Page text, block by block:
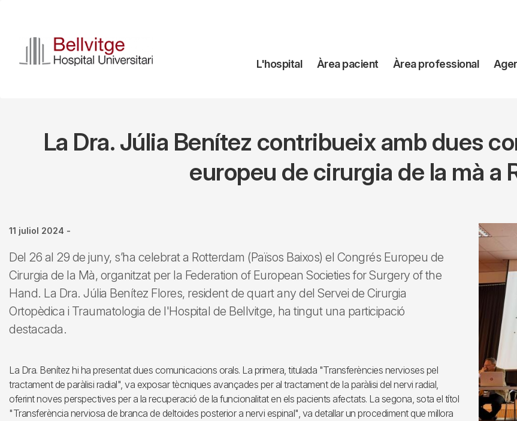
contingut
Navegación
L'hospital Àrea pacient Àrea professional
La Dra. Júlia Benítez contribueix amb dues
europeu de cirurgia de la mà a
11 juliol 2024 -
Del 26 al 29 de juny, s’ha celebrat a Rotterdam (Països Baixos) el Congrés Europeu de
Cirurgia de la Mà, organitzat per la Federation of European Societies for Surgery of the
Hand. La Dra. Júlia Benítez Flores, resident de quart any del Servei de Cirurgia
Ortopèdica i Traumatologia de l'Hospital de Bellvitge, ha tingut una participació
destacada.
La Dra. Benítez hi ha presentat dues comunicacions orals. La primera, titulada "Transferències nervioses pel
tractament de paràlisi radial", va exposar tècniques avançades per al tractament de la paràlisi del nervi radial,
oferint noves perspectives per a la recuperació de la funcionalitat en els pacients afectats. La segona, sota el títol
"Transferència nerviosa de branca de deltoides posterior a nervi espinal", va detallar un procediment que millora